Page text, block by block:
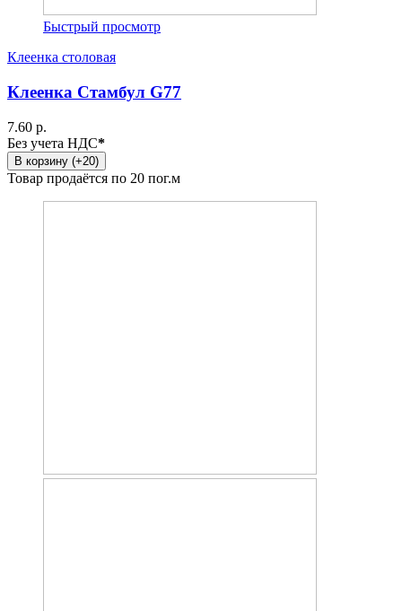
Быстрый просмотр
Клеенка столовая
Клеенка Стамбул G77
7.60 р.
Без учета НДС*
В корзину (+20)
Товар продаётся по 20 пог.м